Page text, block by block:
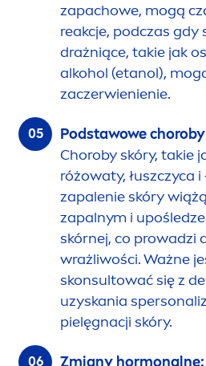
zapachowe, mogą
reakcje, podczas gdy
drażniące, takie jak
alkohol (etanol),
zaczerwienienie.
Podstawowe
Choroby skóry, takie
różowaty, łuszczyca
zapalenie skóry
zapalnym i
skórnej, co prowadzi
wrażliwości. Ważne
skonsultować się z
uzyskania
pielęgnacji skóry.
Zmiany hormonalne: